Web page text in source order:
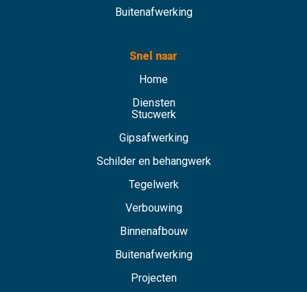
Buitenafwerking
Snel naar
Home
Diensten
Stucwerk
Gipsafwerking
Schilder en behangwerk
Tegelwerk
Verbouwing
Binnenafbouw
Buitenafwerking
Projecten